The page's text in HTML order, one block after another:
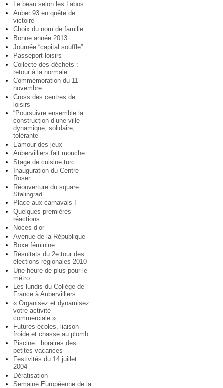
Le beau selon les Labos
Auber 93 en quête de
victoire
Choix du nom de famille
Bonne année 2013
Journée “capital souffle”
Passeport-loisirs
Collecte des déchets :
retour à la normale
Commémoration du 11
novembre
Cross des centres de
loisirs
“Poursuivre ensemble la
construction d’une ville
dynamique, solidaire,
tolérante”
L’amour des jeux
Aubervilliers fait mouche
Stage de cuisine turc
Inauguration du Centre
Roser
Réouverture du square
Stalingrad
Place aux carnavals !
Quelques premières
réactions
Noces d’or
Avenue de la République
Boxe féminine
Résultats du 2e tour des
élections régionales 2010
Une heure de plus pour le
métro
Les lundis du Collège de
France à Aubervilliers
« Organisez et dynamisez
votre activité
commerciale »
Futures écoles, liaison
froide et chasse au plomb
Piscine : horaires des
petites vacances
Festivités du 14 juillet
2004
Dératisation
Semaine Européenne de la